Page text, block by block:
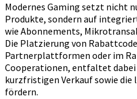
Modernes Gaming setzt nicht
Produkte, sondern auf
wie Abonnements,
Die Platzierung von
Partnerplattformen oder im
Cooperationen, entfaltet dabei
kurzfristigen Verkauf sowie
fördern.